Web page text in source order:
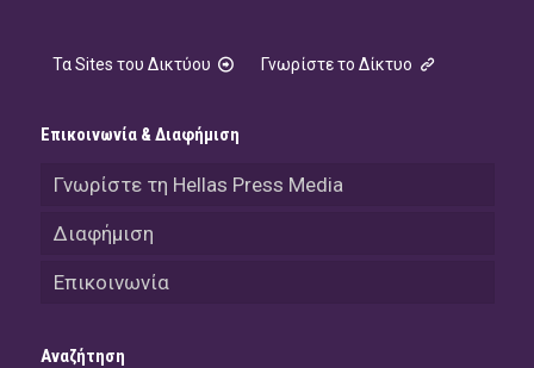
Τα Sites του Δικτύου Γνωρίστε το Δίκτυο
Επικοινωνία & Διαφήμιση
Γνωρίστε τη Hellas Press Media
Διαφήμιση
Επικοινωνία
Αναζήτηση